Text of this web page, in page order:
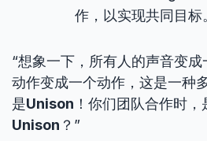
作，以实现共同目标
“想象一下，所有人的声音变
动作变成一个动作，这是一种
是Unison ！你们团队合作时
Unison ？”